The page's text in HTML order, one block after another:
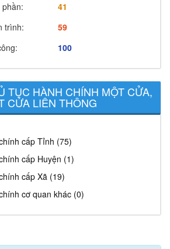
41
trình:
59
100
TỤC HÀNH CHÍNH MỘT CỬA,
CỬA LIÊN THÔNG
cấp Tỉnh (75)
cấp Huyện (1)
cấp Xã (19)
cơ quan khác (0)